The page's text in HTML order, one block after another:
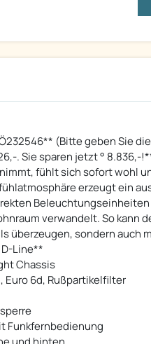
(Bitte geben Sie
. Sie sparen jetzt ° 8.836,-
nimmt, fühlt sich sofort wohl
erzeugt ein
verwandelt. So kann
überzeugen, sondern auch
Line**
Chassis
Euro 6d, Rußpartikelfilter
Funkfernbedienung